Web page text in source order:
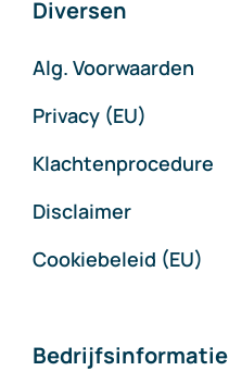
Diversen
Alg. Voorwaarden
Privacy (EU)
Klachtenprocedure
Disclaimer
Cookiebeleid (EU)
Bedrijfsinformatie